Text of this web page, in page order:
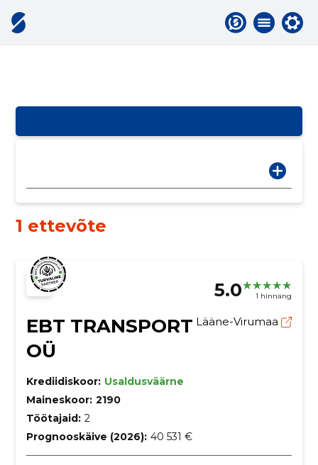
1 ettevõte
5.0 1 hinnang
EBT TRANSPORT
OÜ
Lääne-Virumaa
Krediidiskoor: Usaldusväärne
Maineskoor: 2190
Töötajaid: 2
Prognooskäive (2026): 40 531 €